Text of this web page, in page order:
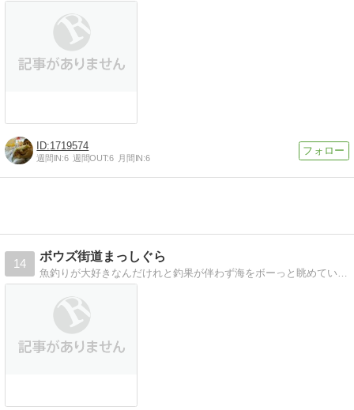
1719574
週間IN:6 週間OUT:6 月間IN:6
14
ボウズ街道まっしぐら
魚釣りが大好きなんだけれと釣果が伴わず海をボーっと眺めていることが多いじじいのボウズ街道をまっしぐらに突進む悲しいブログ。トホホ